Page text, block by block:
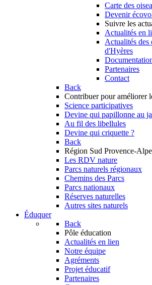
Carte des
Devenir
Suivre les
Actualités en
Actualités des
d'Hyères
Partenaires
Contact
Back
Contribuer pour améliorer
Science participatives
Devine qui papillonne au
Au fil des libellules
Devine qui criquette ?
Back
Région Sud Provence-
Les RDV nature
Parcs naturels régionaux
Chemins des Parcs
Parcs nationaux
Réserves naturelles
Autres sites naturels
Éduquer
Back
Pôle éducation
Actualités en lien
Notre équipe
Agréments
Projet éducatif
Partenaires